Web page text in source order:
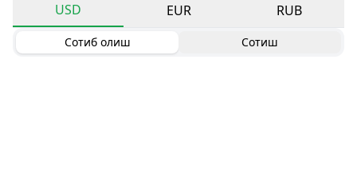
USD
EUR RUB
Сотиб олиш Сотиш